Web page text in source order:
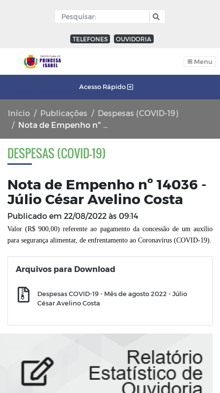
TELEFONES OUVIDORIA
Menu
Acesso Rápido
Início Publicações
Despesas (COVID-19)
Nota de Empenho nº 14036 - Júlio César Avelino Costa
DESPESAS (COVID-19)
Nota de Empenho nº 14036 -
Júlio César Avelino Costa
Publicado em 22/08/2022 às 09:14
Valor (R$ 900,00) referente ao pagamento da concessão de um auxílio
para segurança alimentar, de enfrentamento ao Coronavírus (COVID-19).
Arquivos para Download
Despesas COVID-19 - Mês de agosto 2022 - Júlio
César Avelino Costa